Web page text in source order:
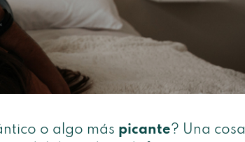
o algo más picante? Una cosa